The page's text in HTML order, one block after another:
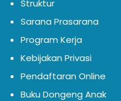
Struktur
Sarana Prasarana
Program Kerja
Kebijakan Privasi
Pendaftaran Online
Buku Dongeng Anak